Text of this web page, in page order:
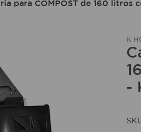
para COMPOST de 160 litros
K
-
2.
ducha
7.
taladro
aspiradora